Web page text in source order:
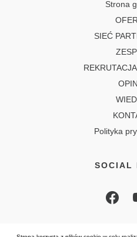
Strona
SIEĆ
Polityka
SOCIAL